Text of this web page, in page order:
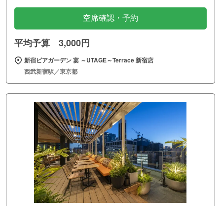
空席確認・予約
平均予算 3,000円
新宿ビアガーデン 宴 ～UTAGE～Terrace 新宿店
西武新宿駅／東京都